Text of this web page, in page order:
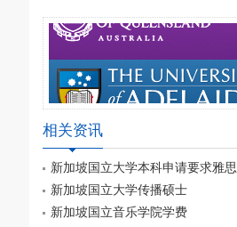
相关资讯
新加坡国立大学本科申请要求雅思
新加坡国立大学传播硕士
新加坡国立音乐学院学费